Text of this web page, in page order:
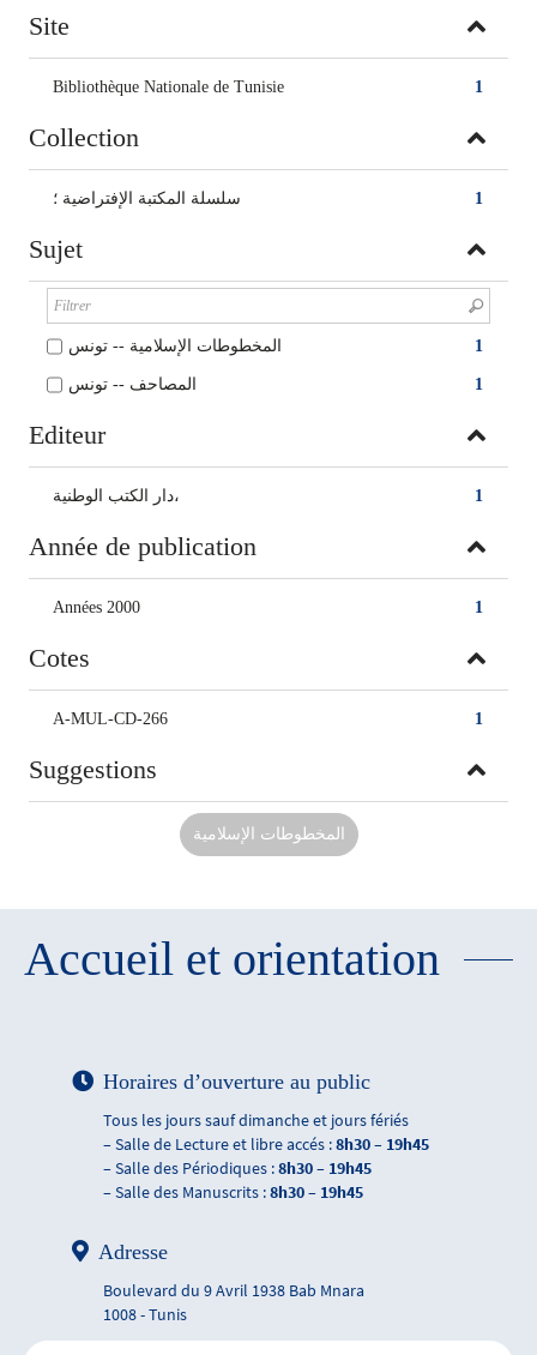
Site
1
Bibliothèque Nationale de Tunisie
Collection
1 سلسلة المكتبة الإفتراضية ؛
Sujet
1 المخطوطات الإسلامية -- تونس
1 المصاحف -- تونس
Editeur
1 دار الكتب الوطنية،
Année de publication
1
Années 2000
Cotes
1
A-MUL-CD-266
Suggestions
المخطوطات الإسلامية
Accueil et orientation
Horaires d’ouverture au public
Tous les jours sauf dimanche et jours fériés
– Salle de Lecture et libre accés :8h30 – 19h45
– Salle des Périodiques :8h30 – 19h45
– Salle des Manuscrits :8h30 – 19h45
Adresse
Boulevard du 9 Avril 1938 Bab Mnara
1008 - Tunis